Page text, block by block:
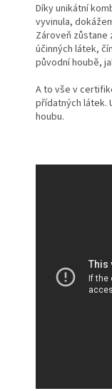
Díky unikátní
vyvinula,
Zároveň zůstane
účinných látek,
původní houbě,
A to vše v
přídatných látek.
houbu.